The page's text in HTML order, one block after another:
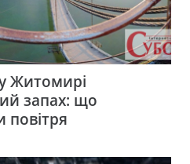
у Житомирі
запах: що
повітря